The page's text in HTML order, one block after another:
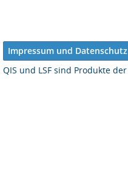
Impressum und Datenschutz
QIS und LSF sind Produkte der